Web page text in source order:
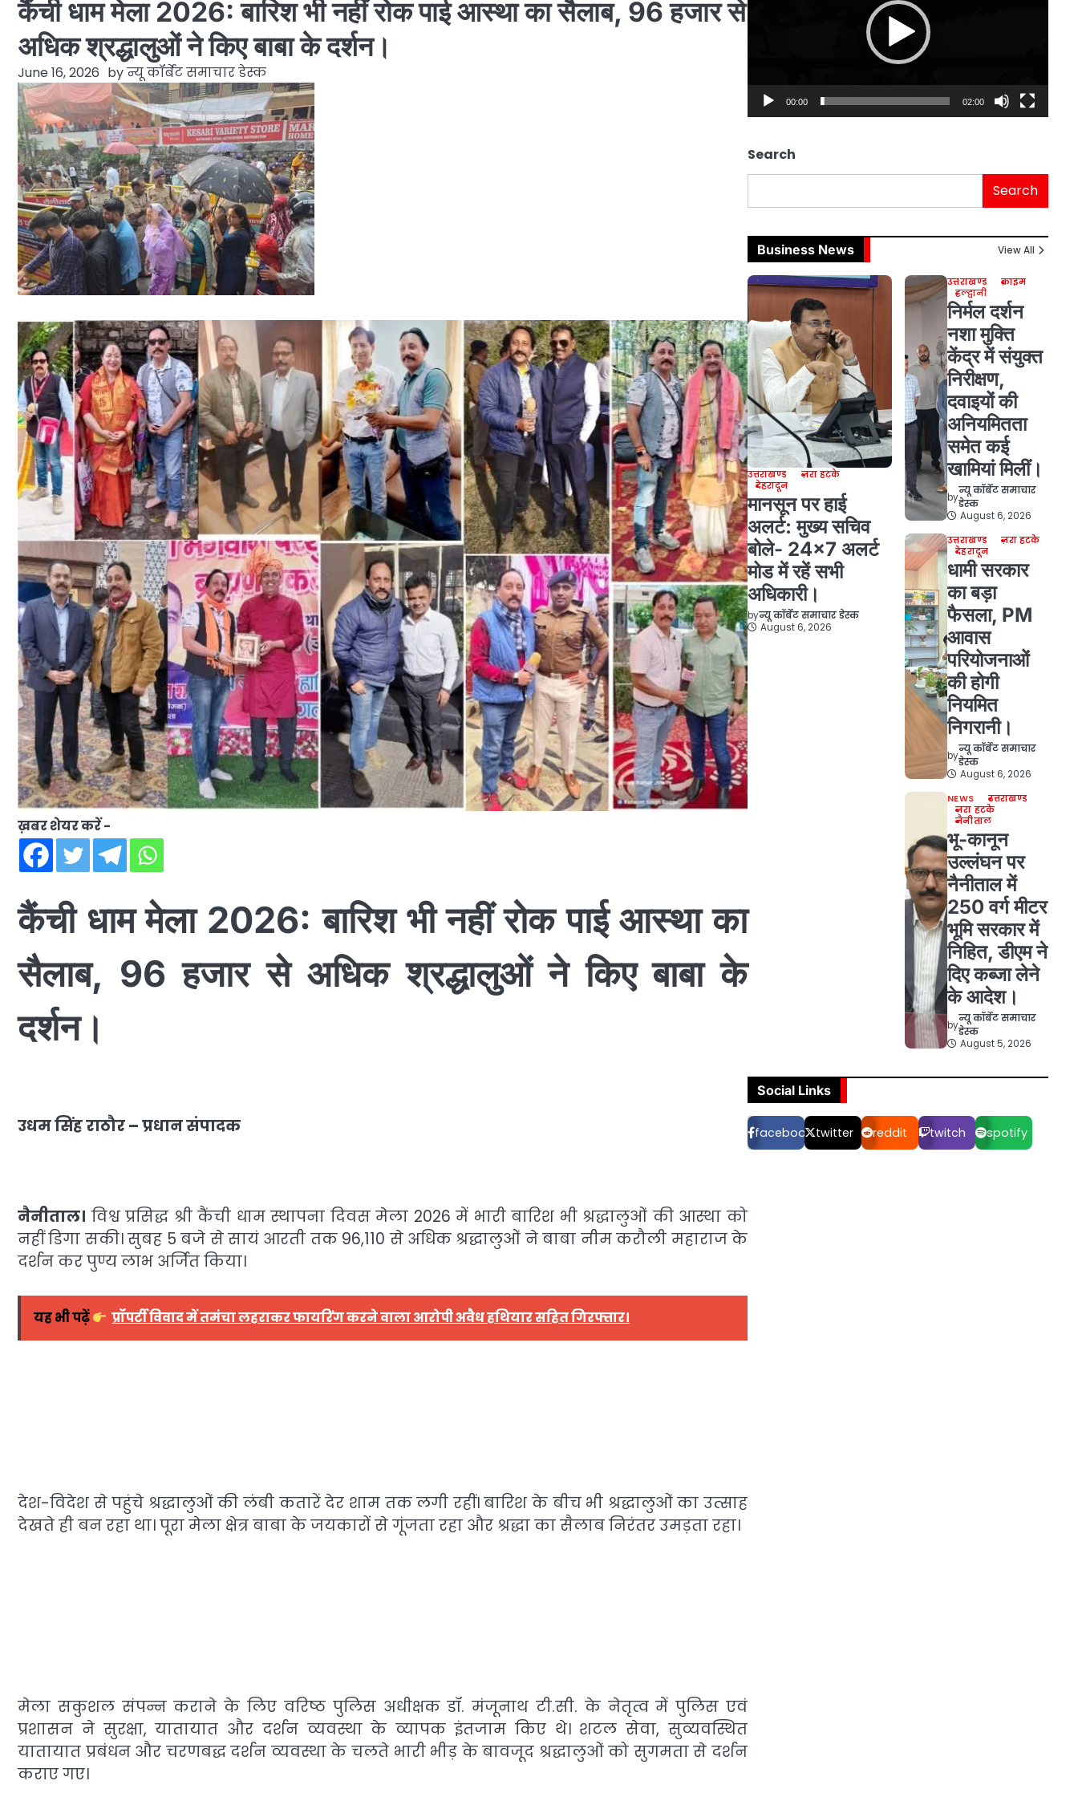
कैंची धाम मेला 2026: बारिश भी नहीं रोक पाई आस्था का सैलाब, 96 हजार से
अधिक श्रद्धालुओं ने किए बाबा के दर्शन।
June 16, 2026 byन्यू कॉर्बेट समाचार डेस्क
ख़बर शेयर करें -
कैंची धाम मेला 2026: बारिश भी नहीं रोक पाई आस्था का
सैलाब, 96 हजार से अधिक श्रद्धालुओं ने किए बाबा के
दर्शन।
उधम सिंह राठौर – प्रधान संपादक
नैनीताल। विश्व प्रसिद्ध श्री कैंची धाम स्थापना दिवस मेला 2026 में भारी बारिश भी श्रद्धालुओं की आस्था को
नहीं डिगा सकी। सुबह 5 बजे से सायं आरती तक 96,110 से अधिक श्रद्धालुओं ने बाबा नीम करौली महाराज के
दर्शन कर पुण्य लाभ अर्जित किया।
यह भी पढ़ें प्रॉपर्टी विवाद में तमंचा लहराकर फायरिंग करने वाला आरोपी अवैध हथियार सहित गिरफ्तार।
देश-विदेश से पहुंचे श्रद्धालुओं की लंबी कतारें देर शाम तक लगी रहीं। बारिश के बीच भी श्रद्धालुओं का उत्साह
देखते ही बन रहा था। पूरा मेला क्षेत्र बाबा के जयकारों से गूंजता रहा और श्रद्धा का सैलाब निरंतर उमड़ता रहा।
मेला सकुशल संपन्न कराने के लिए वरिष्ठ पुलिस अधीक्षक डॉ. मंजूनाथ टी.सी. के नेतृत्व में पुलिस एवं
प्रशासन ने सुरक्षा, यातायात और दर्शन व्यवस्था के व्यापक इंतजाम किए थे। शटल सेवा, सुव्यवस्थित
यातायात प्रबंधन और चरणबद्ध दर्शन व्यवस्था के चलते भारी भीड़ के बावजूद श्रद्धालुओं को सुगमता से दर्शन
कराए गए।
00:00 02:00
Search
Search
Business News View All
उत्तराखण्ड
ज़रा हटके
देहरादून
मानसून पर हाई
अलर्ट: मुख्य सचिव
बोले- 24×7 अलर्ट
मोड में रहें सभी
अधिकारी।
byन्यू कॉर्बेट समाचार डेस्क
August 6, 2026
उत्तराखण्ड
क्राइम
हल्द्वानी
निर्मल दर्शन
नशा मुक्ति
केंद्र में संयुक्त
निरीक्षण,
दवाइयों की
अनियमितता
समेत कई
खामियां मिलीं।
by
न्यू कॉर्बेट समाचार
डेस्क
August 6, 2026
उत्तराखण्ड
ज़रा हटके
देहरादून
धामी सरकार
का बड़ा
फैसला, PM
आवास
परियोजनाओं
की होगी
नियमित
निगरानी।
by
न्यू कॉर्बेट समाचार
डेस्क
August 6, 2026
NEWS
उत्तराखण्ड
ज़रा हटके
नैनीताल
भू-कानून
उल्लंघन पर
नैनीताल में
250 वर्ग मीटर
भूमि सरकार में
निहित, डीएम ने
दिए कब्जा लेने
के आदेश।
by
न्यू कॉर्बेट समाचार
डेस्क
August 5, 2026
Social Links
facebook twitter reddit twitch spotify